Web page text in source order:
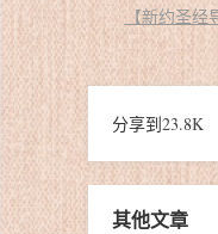
【新约圣经
分享到23.8K
其他文章